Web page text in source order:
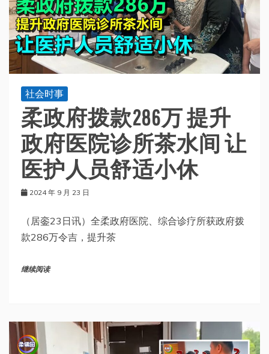
社会时事
柔政府拨款286万 提升
政府医院诊所茶水间 让
医护人员舒适小休
2024 年 9 月 23 日
（居銮23日讯）全柔政府医院、综合诊疗所获政府拨
款286万令吉，提升茶
继续阅读